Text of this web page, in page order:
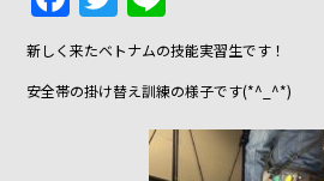
a
c
e
w
itt
er
n
e
新しく来たベトナムの技能実習生です！
安全帯の掛け替え訓練の様子です(*^_^*)